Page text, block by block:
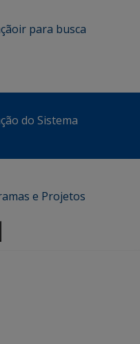
ir para busca
do Sistema
e Projetos